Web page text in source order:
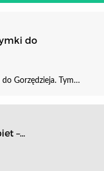
do
Gorzędzieja. Tym…
–...